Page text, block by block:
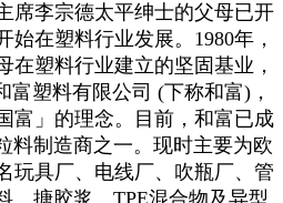
席李宗德太平绅士的父母已开
始在塑料行业发展。1980年，
在塑料行业建立的坚固基业，
富塑料有限公司 (下称和富)，
富」的理念。目前，和富已成
料制造商之一。现时主要为欧
玩具厂、电线厂、吹瓶厂、管